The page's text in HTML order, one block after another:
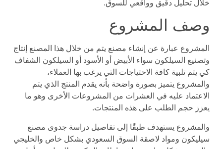
خلال تحليل دقيق وواقعي للسوق.
وصف المشروع
المشروع عبارة عن إنشاء مصنع يتم من خلال هذا المصنع إنتاج
وتصنيع السيلكون سواء الأبيض أو الأسود أو السيلكون الشفاف
كي يتم تلبية كافة الاحتياجات التي يرغب بها العملاء،
والمشروع يتميز بصورة واضحة بأنه يقدم المنتج الذي يتم
الاعتماد عليه في العشرات من المشروعات الأخرى وهو ما
يعزز حجم الطلب على هذه المنتجات.
والمشروع يستهدف طبقًا إلى تفاصيل دراسة جدوى مصنع
سيليكون ومواد لاصقة السوق السعودي بشكل خاص والخليجي